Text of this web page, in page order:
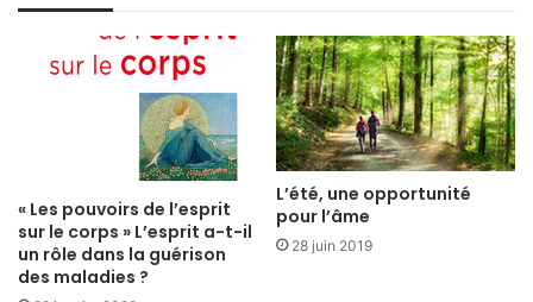
« Les pouvoirs de l’esprit
sur le corps » L’esprit a-t-il
un rôle dans la guérison
des maladies ?
L’été, une opportunité
pour l’âme
28 juin 2019